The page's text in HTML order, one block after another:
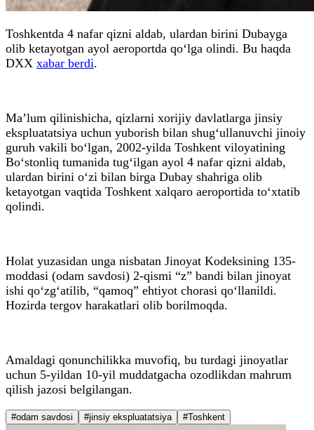
Toshkentda 4 nafar qizni aldab, ulardan birini Dubayga
olib ketayotgan ayol aeroportda qo‘lga olindi. Bu haqda
DXX xabar berdi.
Ma’lum qilinishicha, qizlarni xorijiy davlatlarga jinsiy
ekspluatatsiya uchun yuborish bilan shug‘ullanuvchi jinoiy
guruh vakili bo‘lgan, 2002-yilda Toshkent viloyatining
Bo‘stonliq tumanida tug‘ilgan ayol 4 nafar qizni aldab,
ulardan birini o‘zi bilan birga Dubay shahriga olib
ketayotgan vaqtida Toshkent xalqaro aeroportida to‘xtatib
qolindi.
Holat yuzasidan unga nisbatan Jinoyat Kodeksining 135-
moddasi (odam savdosi) 2-qismi “z” bandi bilan jinoyat
ishi qo‘zg‘atilib, “qamoq” ehtiyot chorasi qo‘llanildi.
Hozirda tergov harakatlari olib borilmoqda.
Amaldagi qonunchilikka muvofiq, bu turdagi jinoyatlar
uchun 5-yildan 10-yil muddatgacha ozodlikdan mahrum
qilish jazosi belgilangan.
#odam savdosi #jinsiy ekspluatatsiya #Toshkent